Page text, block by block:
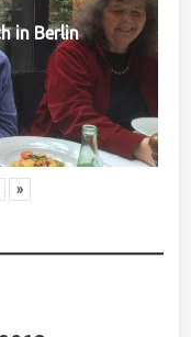
in Berlin
»